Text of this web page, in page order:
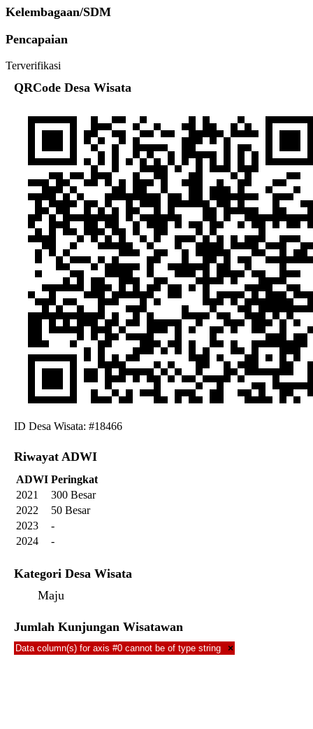
Kelembagaan/SDM
Pencapaian
Terverifikasi
QRCode Desa Wisata
ID Desa Wisata: #18466
Riwayat ADWI
ADWI Peringkat
2021
300 Besar
2022
50 Besar
2023
-
2024
-
Kategori Desa Wisata
Maju
Jumlah Kunjungan Wisatawan
Data column(s) for axis #0 cannot be of type string ×